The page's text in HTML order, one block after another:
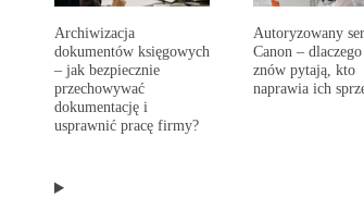
Archiwizacja
dokumentów księgowych
– jak bezpiecznie
przechowywać
dokumentację i
usprawnić pracę firmy?
Autoryzowany
Canon –
znów pytają, kto
naprawia ich